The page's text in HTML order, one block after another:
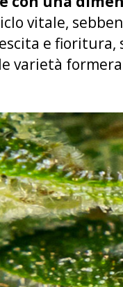
vitale,
e fioritura,
varietà